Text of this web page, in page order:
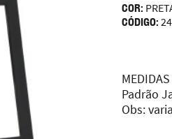
COR:
CÓDIGO:
Padrão
Obs: